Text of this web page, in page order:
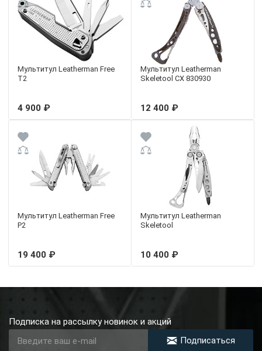
Мультитул Leatherman Free
T2
4 900 ₽
Мультитул Leatherman
Skeletool CX 830930
12 400 ₽
Мультитул Leatherman Free
P2
19 400 ₽
Мультитул Leatherman
Skeletool
10 400 ₽
Подписка на рассылку новинок и акций
Подписаться